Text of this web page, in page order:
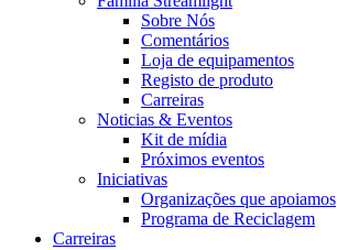
Sobre Nós
Comentários
Loja de equipamentos
Registo de produto
Carreiras
Noticias & Eventos
Kit de mídia
Próximos eventos
Iniciativas
Organizações que apoiamos
Programa de Reciclagem
Carreiras